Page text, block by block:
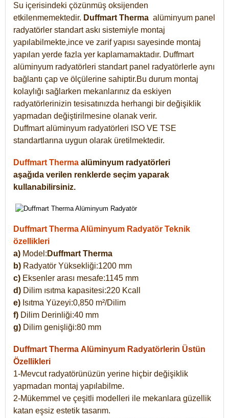
Su içerisindeki çözünmüş oksijenden
etkilenmemektedir. Duffmart Therma alüminyum panel
radyatörler standart askı sistemiyle montaj
yapılabilmekte,ince ve zarif yapısı sayesinde montaj
yapılan yerde fazla yer kaplamamaktadır. Duffmart
alüminyum radyatörleri standart panel radyatörlerle aynı
bağlantı çap ve ölçülerine sahiptir.Bu durum montaj
kolaylığı sağlarken mekanlarınız da eskiyen
radyatörlerinizin tesisatınızda herhangi bir değişiklik
yapmadan değiştirilmesine olanak verir.
Duffmart alüminyum radyatörleri ISO VE TSE
standartlarına uygun olarak üretilmektedir.
Duffmart Therma alüminyum radyatörleri
aşağıda verilen renklerde seçim yaparak
kullanabilirsiniz.
Duffmart Therma Alüminyum Radyatör Teknik
özellikleri
a) Model: Duffmart Therma
b) Radyatör Yüksekliği:1200 mm
c) Eksenler arası mesafe:1145 mm
d) Dilim ısıtma kapasitesi:220 Kcall
e) Isıtma Yüzeyi:0,850 m²/Dilim
f) Dilim Derinliği:40 mm
g) Dilim genişliği:80 mm
Duffmart Therma Alüminyum Radyatörlerin Üstün
Özellikleri
1-Mevcut radyatörünüzün yerine hiçbir değişiklik
yapmadan montaj yapılabilme.
2-Mükemmel ve çeşitli modelleri ile mekanlara güzellik
katan eşsiz estetik tasarım.